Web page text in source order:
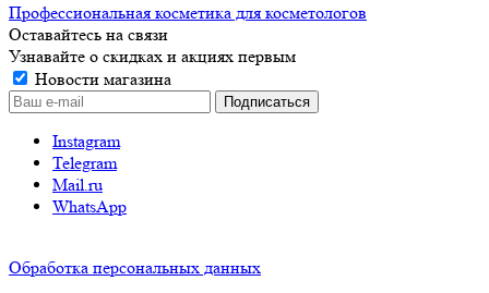
Профессиональная косметика для косметологов
Оставайтесь на связи
Узнавайте о скидках и акциях первым
Новости магазина
Instagram
Telegram
Mail.ru
WhatsApp
Обработка персональных данных